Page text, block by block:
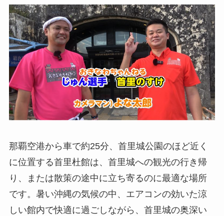
那覇空港から車で約25分、首里城公園のほど近く
に位置する首里杜館は、首里城への観光の行き帰
り、または散策の途中に立ち寄るのに最適な場所
です。暑い沖縄の気候の中、エアコンの効いた涼
しい館内で快適に過ごしながら、首里城の奥深い